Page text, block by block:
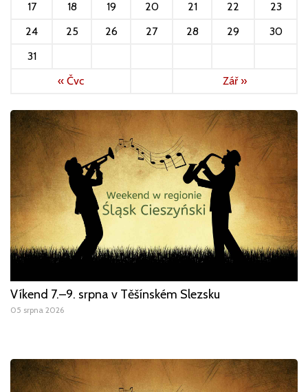
17
18 19 20 21 22
23
24
25 26 27 28 29
30
31
« Čvc
Zář »
Víkend 7.–9. srpna v Těšínském Slezsku
05 srpna 2026